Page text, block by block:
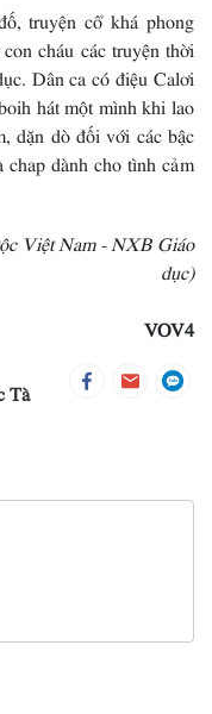
truyện cổ khá phong
cháu các truyện thời
Dân ca có điệu Calơi
hát một mình khi lao
dặn dò đối với các bậc
dành cho tình cảm
Việt Nam - NXB Giáo
dục)
VOV4
Tà